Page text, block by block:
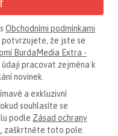
Obchodními podmínkami
potvrzujete, že jste se
BurdaMedia Extra -
údaji pracovat zejména k
novinek.
a exkluzivní
souhlasíte se
podle Zásad ochrany
, zaškrtněte toto pole.